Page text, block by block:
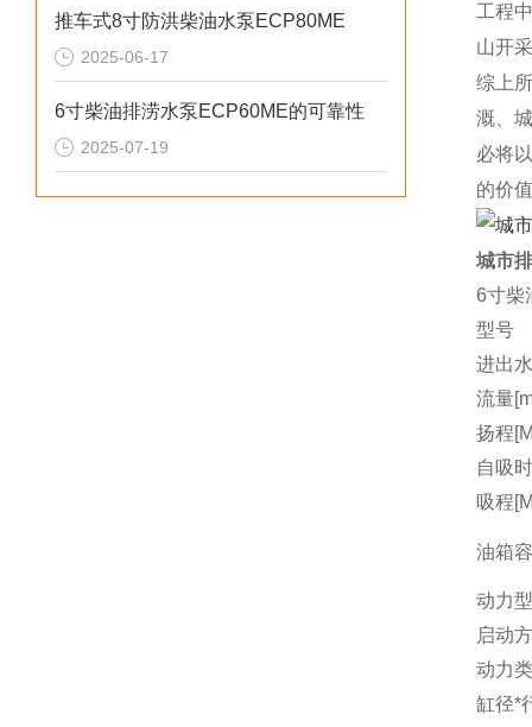
推车式8寸防洪柴油水泵ECP80ME
2025-06-17
6寸柴油排涝水泵ECP60ME的可靠性
2025-07-19
工程
山开
综上
溉、
必将
的价
城市
6寸柴
型号
进出
流量
扬程
自吸
吸程
油箱
动力
启动
动力
缸径*